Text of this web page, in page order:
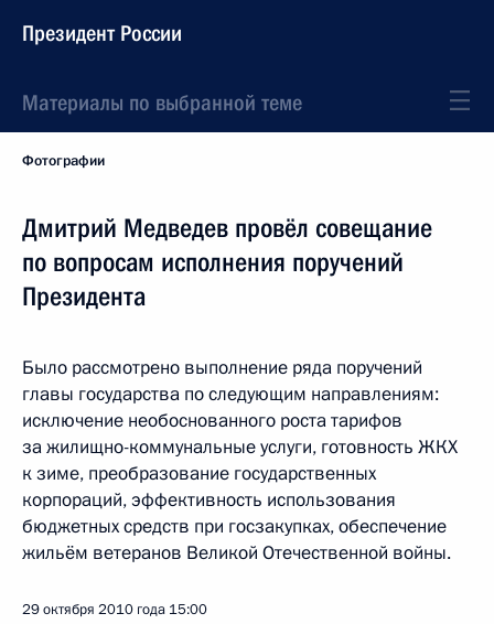
Президент России
Материалы по выбранной теме
Фотографии
Дмитрий Медведев провёл совещание
по вопросам исполнения поручений
Президента
Было рассмотрено выполнение ряда поручений
главы государства по следующим направлениям:
исключение необоснованного роста тарифов
за жилищно-коммунальные услуги, готовность ЖКХ
к зиме, преобразование государственных
корпораций, эффективность использования
бюджетных средств при госзакупках, обеспечение
жильём ветеранов Великой Отечественной войны.
29 октября 2010 года 15:00